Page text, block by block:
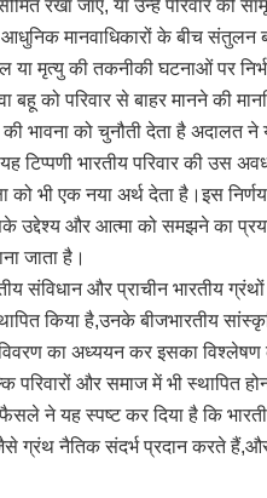
रखा जाए, या उन्हें परिवार की
मानवाधिकारों के बीच
या मृत्यु की तकनीकी घटनाओं पर
बहू को परिवार से बाहर मानने
भावना को चुनौती देता है अदालत
टिप्पणी भारतीय परिवार की उस
को भी एक नया अर्थ देता है।इस
उद्देश्य और आत्मा को समझने का
जाता है।
संविधान और प्राचीन भारतीय
किया है,उनके बीजभारतीय
का अध्ययन कर इसका विश्लेषण
परिवारों और समाज में भी स्थापित
ने यह स्पष्ट कर दिया है कि
ग्रंथ नैतिक संदर्भ प्रदान करते